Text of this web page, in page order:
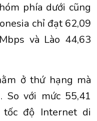
phía dưới cũng
chỉ đạt 62,09
và Lào 44,63
ở thứ hạng mà
So với mức 55,41
tốc độ Internet di